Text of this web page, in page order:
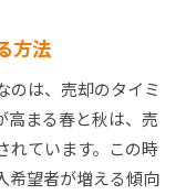
戦略
ンス
える影響
立て方
術
方法
のは、売却のタイミ
高まる春と秋は、売
れています。この時
希望者が増える傾向